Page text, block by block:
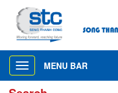
Toggle
navigation
MENU BAR